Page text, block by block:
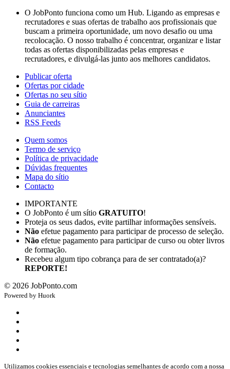
O JobPonto funciona como um Hub. Ligando as empresas e
recrutadores e suas ofertas de trabalho aos profissionais que
buscam a primeira oportunidade, um novo desafio ou uma
recolocação. O nosso trabalho é concentrar, organizar e listar
todas as ofertas disponibilizadas pelas empresas e
recrutadores, e divulgá-las junto aos melhores candidatos.
Publicar oferta
Ofertas por cidade
Ofertas no seu sítio
Guia de carreiras
Anunciantes
RSS Feeds
Quem somos
Termo de serviço
Política de privacidade
Dúvidas frequentes
Mapa do sítio
Contacto
IMPORTANTE
O JobPonto é um sítio GRATUITO!
Proteja os seus dados, evite partilhar informações sensíveis.
Não efetue pagamento para participar de processo de seleção.
Não efetue pagamento para participar de curso ou obter livros
de formação.
Recebeu algum tipo cobrança para de ser contratado(a)?
REPORTE!
© 2026 JobPonto.com
Powered by Huork
Utilizamos cookies essenciais e tecnologias semelhantes de acordo com a nossa